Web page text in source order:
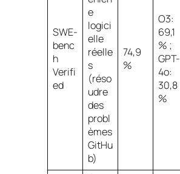
SWE-
benc
h
Verifi
ed
e
logici
elle
réelle
s
(réso
udre
des
probl
èmes
GitHu
b)
74,9
%
O3:
69,1
% ;
GPT-
4o:
30,8
%